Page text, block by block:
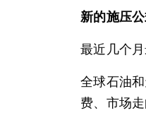
新的施压
最近几个
全球石油
费、市场